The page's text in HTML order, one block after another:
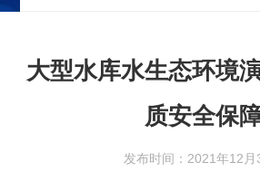
大型水库水生态环境
质安全保
发布时间：2021年12月